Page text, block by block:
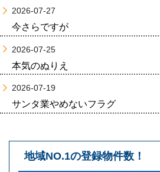
2026-07-27
今さらですが
2026-07-25
本気のぬりえ
2026-07-19
サンタ業やめないフラグ
地域NO.1の登録物件数！